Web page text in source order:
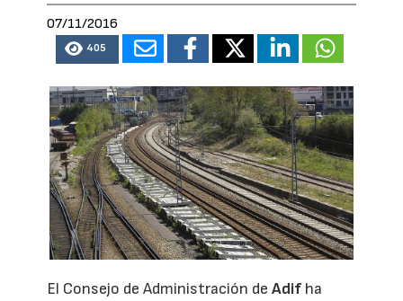
07/11/2016
405
El Consejo de Administración deAdif ha